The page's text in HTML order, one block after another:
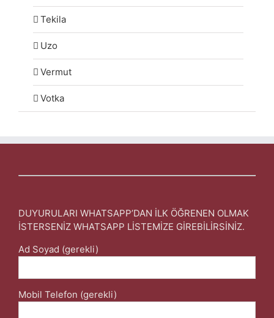
Tekila
Uzo
Vermut
Votka
DUYURULARI WHATSAPP’DAN İLK ÖĞRENEN OLMAK
İSTERSENİZ WHATSAPP LİSTEMİZE GİREBİLİRSİNİZ.
Ad Soyad (gerekli)
Mobil Telefon (gerekli)